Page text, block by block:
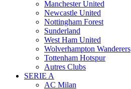
Manchester United
Newcastle United
Nottingham Forest
Sunderland
West Ham United
Wolverhampton Wanderers
Tottenham Hotspur
Autres Clubs
SERIE A
AC Milan